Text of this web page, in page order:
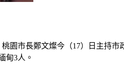
市長鄭文燦今（17）日主持市
甸3人。